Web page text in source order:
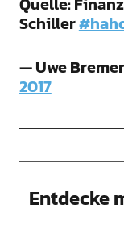
Schiller
— Uwe
2017
Entdecke